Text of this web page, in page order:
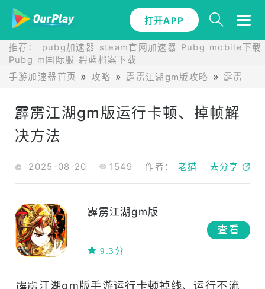
打开APP
推荐： pubg加速器 steam官网加速器 Pubg mobile下载
Pubg m国际服 碧蓝档案下载
手游加速器首页
攻略 霹雳江湖gm版攻略 霹雳江
霹雳江湖gm版运行卡顿、掉帧解
决方法
2025-08-20 1549 作者： 老猫 去分享
霹雳江湖gm版
9.3分
查看
霹雳江湖gm版手游运行卡顿掉线、运行不流